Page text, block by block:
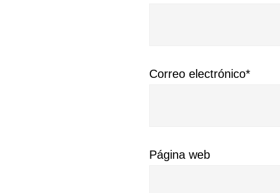
Correo electrónico*
Página web